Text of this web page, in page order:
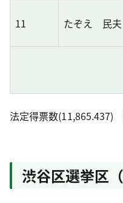
11 たぞえ 民夫
法定得票数(11,865.437)
渋谷区選挙区（